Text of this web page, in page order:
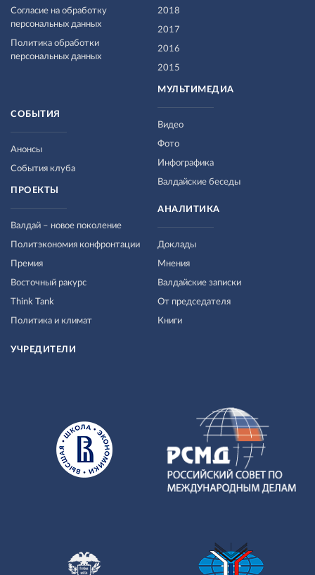
Согласие на обработку
персональных данных
Политика обработки
персональных данных
2018
2017
2016
2015
МУЛЬТИМЕДИА
Видео
Фото
Инфографика
Валдайские беседы
СОБЫТИЯ
Анонсы
События клуба
ПРОЕКТЫ
Валдай – новое поколение
Политэкономия конфронтации
Премия
Восточный ракурс
Think Tank
Политика и климат
АНАЛИТИКА
Доклады
Мнения
Валдайские записки
От председателя
Книги
УЧРЕДИТЕЛИ